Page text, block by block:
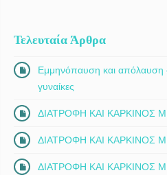
Τελευταία Άρθρα
Εμμηνόπαυση και απόλαυση
γυναίκες
ΔΙΑΤΡΟΦΗ ΚΑΙ ΚΑΡΚΙΝΟΣ
ΔΙΑΤΡΟΦΗ ΚΑΙ ΚΑΡΚΙΝΟΣ
ΔΙΑΤΡΟΦΗ ΚΑΙ ΚΑΡΚΙΝΟΣ